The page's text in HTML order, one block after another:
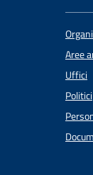
Aree
Uffici
Politici